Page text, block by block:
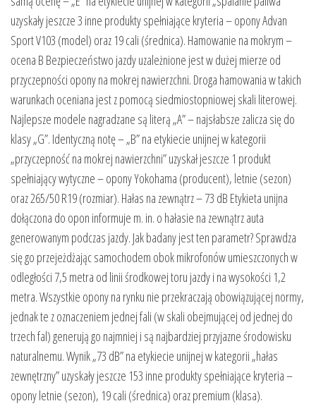
uzyskały jeszcze 3 inne produkty spełniające kryteria – opony Advan
Sport V103 (model) oraz 19 cali (średnica). Hamowanie na mokrym –
ocena B Bezpieczeństwo jazdy uzależnione jest w dużej mierze od
przyczepności opony na mokrej nawierzchni. Droga hamowania w takich
warunkach oceniana jest z pomocą siedmiostopniowej skali literowej.
Najlepsze modele nagradzane są literą „A” – najsłabsze zalicza się do
klasy „G”. Identyczną notę – „B” na etykiecie unijnej w kategorii
„przyczepność na mokrej nawierzchni” uzyskał jeszcze 1 produkt
spełniający wytyczne – opony Yokohama (producent), letnie (sezon)
oraz 265/50 R19 (rozmiar). Hałas na zewnątrz – 73 dB Etykieta unijna
dołączona do opon informuje m. in. o hałasie na zewnątrz auta
generowanym podczas jazdy. Jak badany jest ten parametr? Sprawdza
się go przejeżdżając samochodem obok mikrofonów umieszczonych w
odległości 7,5 metra od linii środkowej toru jazdy i na wysokości 1,2
metra. Wszystkie opony na rynku nie przekraczają obowiązującej normy,
jednak te z oznaczeniem jednej fali (w skali obejmującej od jednej do
trzech fal) generują go najmniej i są najbardziej przyjazne środowisku
naturalnemu. Wynik „73 dB” na etykiecie unijnej w kategorii „hałas
zewnętrzny” uzyskały jeszcze 153 inne produkty spełniające kryteria –
opony letnie (sezon), 19 cali (średnica) oraz premium (klasa).